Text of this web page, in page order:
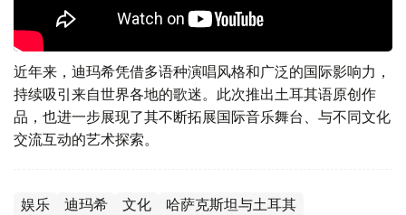
近年来，迪玛希凭借多语种演唱风格和广泛的国际影响力，
持续吸引来自世界各地的歌迷。此次推出土耳其语原创作
品，也进一步展现了其不断拓展国际音乐舞台、与不同文化
交流互动的艺术探索。
娱乐 迪玛希 文化 哈萨克斯坦与土耳其